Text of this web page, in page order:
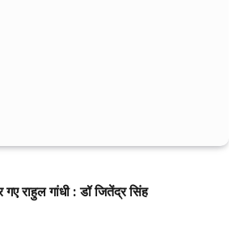
राहुल गांधी : डॉ जितेंद्र सिंह